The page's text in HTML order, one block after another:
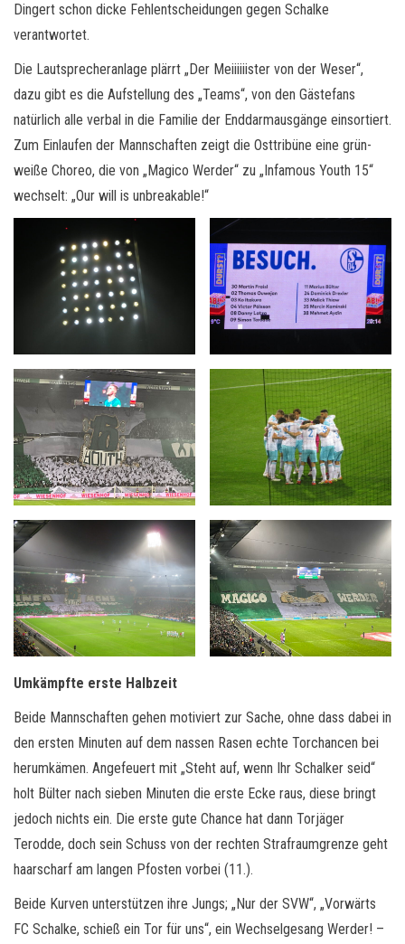
Dingert schon dicke Fehlentscheidungen gegen Schalke
verantwortet.
Die Lautsprecheranlage plärrt „Der Meiiiiiister von der Weser“,
dazu gibt es die Aufstellung des „Teams“, von den Gästefans
natürlich alle verbal in die Familie der Enddarmausgänge einsortiert.
Zum Einlaufen der Mannschaften zeigt die Osttribüne eine grün-
weiße Choreo, die von „Magico Werder“ zu „Infamous Youth 15“
wechselt: „Our will is unbreakable!“
Umkämpfte erste Halbzeit
Beide Mannschaften gehen motiviert zur Sache, ohne dass dabei in
den ersten Minuten auf dem nassen Rasen echte Torchancen bei
herumkämen. Angefeuert mit „Steht auf, wenn Ihr Schalker seid“
holt Bülter nach sieben Minuten die erste Ecke raus, diese bringt
jedoch nichts ein. Die erste gute Chance hat dann Torjäger
Terodde, doch sein Schuss von der rechten Strafraumgrenze geht
haarscharf am langen Pfosten vorbei (11.).
Beide Kurven unterstützen ihre Jungs; „Nur der SVW“, „Vorwärts
FC Schalke, schieß ein Tor für uns“, ein Wechselgesang Werder! –